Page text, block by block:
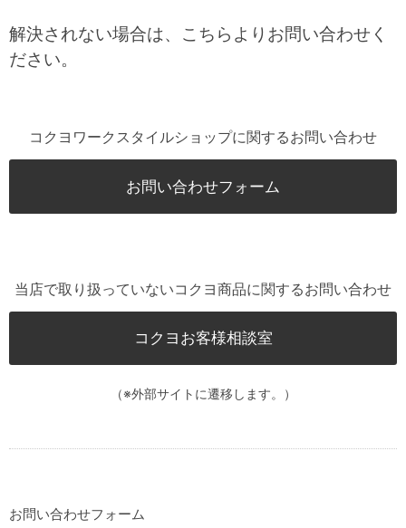
解決されない場合は、こちらよりお問い合わせく
ださい。
コクヨワークスタイルショップに関するお問い合わせ
お問い合わせフォーム
当店で取り扱っていないコクヨ商品に関するお問い合わせ
コクヨお客様相談室
（※外部サイトに遷移します。）
お問い合わせフォーム